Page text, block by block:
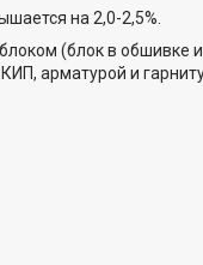
на 2,0-2,5%.
(блок в обшивке
арматурой и